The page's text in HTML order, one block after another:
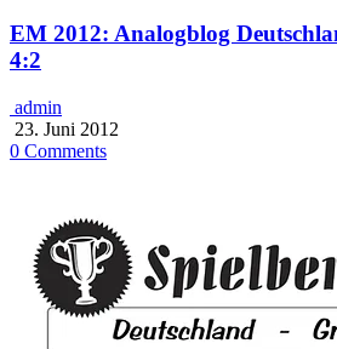
EM 2012: Analogblog
4:2
admin
23. Juni 2012
0 Comments